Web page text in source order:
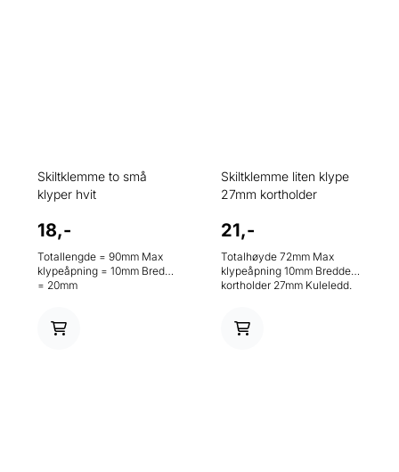
Skiltklemme to små
klyper hvit
18,-
Totallengde = 90mm Max
klypeåpning = 10mm Bredde
= 20mm
Skiltklemme liten klype
27mm kortholder
21,-
Totalhøyde 72mm Max
klypeåpning 10mm Bredde
kortholder 27mm Kuleledd.